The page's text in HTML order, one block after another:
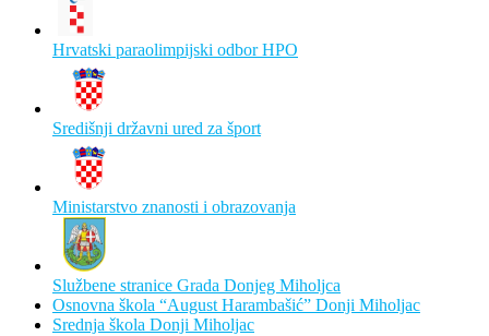
Hrvatski paraolimpijski odbor HPO
Središnji državni ured za šport
Ministarstvo znanosti i obrazovanja
Službene stranice Grada Donjeg Miholjca
Osnovna škola “August Harambašić” Donji Miholjac
Srednja škola Donji Miholjac